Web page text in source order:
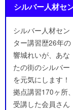
シルバー人材セ
シルバー人材セン
ター講習歴26年の
響城れいが、あな
たの街のシルバー
を元気にします！
拠点講習170ヶ所、
受講した会員さん